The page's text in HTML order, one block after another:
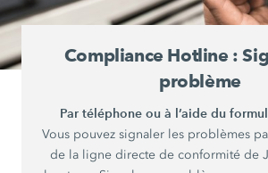
Compliance Hotline :
problème
Par téléphone ou à l’aide du
Vous pouvez signaler les problèmes
de la ligne directe de conformité de